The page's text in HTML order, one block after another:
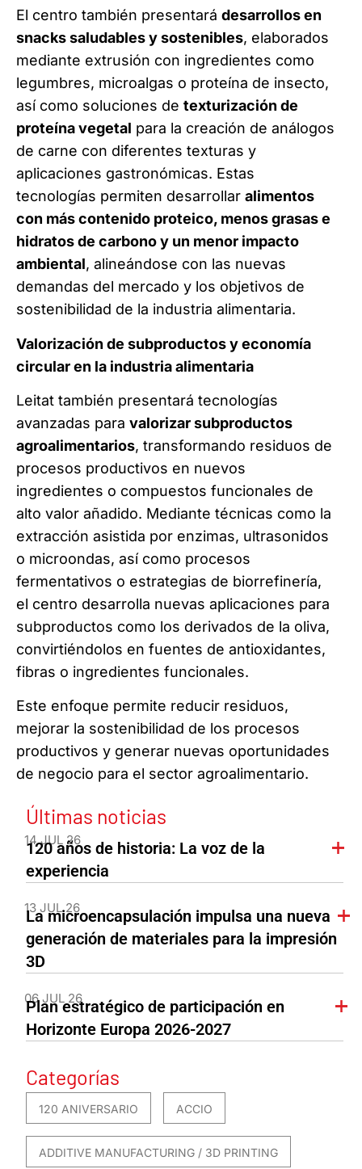
El centro también presentará desarrollos en
snacks saludables y sostenibles, elaborados
mediante extrusión con ingredientes como
legumbres, microalgas o proteína de insecto,
así como soluciones de texturización de
proteína vegetal para la creación de análogos
de carne con diferentes texturas y
aplicaciones gastronómicas. Estas
tecnologías permiten desarrollar alimentos
con más contenido proteico, menos grasas e
hidratos de carbono y un menor impacto
ambiental, alineándose con las nuevas
demandas del mercado y los objetivos de
sostenibilidad de la industria alimentaria.
Valorización de subproductos y economía
circular en la industria alimentaria
Leitat también presentará tecnologías
avanzadas para valorizar subproductos
agroalimentarios, transformando residuos de
procesos productivos en nuevos
ingredientes o compuestos funcionales de
alto valor añadido. Mediante técnicas como la
extracción asistida por enzimas, ultrasonidos
o microondas, así como procesos
fermentativos o estrategias de biorrefinería,
el centro desarrolla nuevas aplicaciones para
subproductos como los derivados de la oliva,
convirtiéndolos en fuentes de antioxidantes,
fibras o ingredientes funcionales.
Este enfoque permite reducir residuos,
mejorar la sostenibilidad de los procesos
productivos y generar nuevas oportunidades
de negocio para el sector agroalimentario.
Últimas noticias
14 JUL 26
120 años de historia: La voz de la
experiencia
13 JUL 26
La microencapsulación impulsa una nueva
generación de materiales para la impresión
3D
06 JUL 26
Plan estratégico de participación en
Horizonte Europa 2026-2027
Categorías
120 ANIVERSARIO ACCIO
ADDITIVE MANUFACTURING / 3D PRINTING